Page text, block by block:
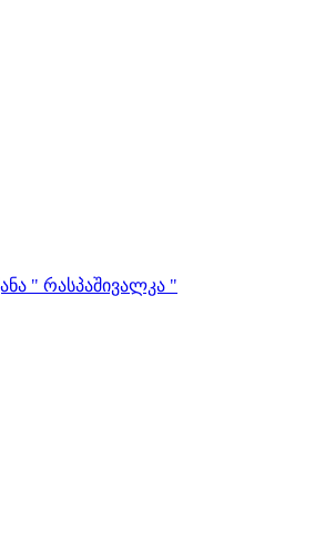
" რასპაშივალკა "